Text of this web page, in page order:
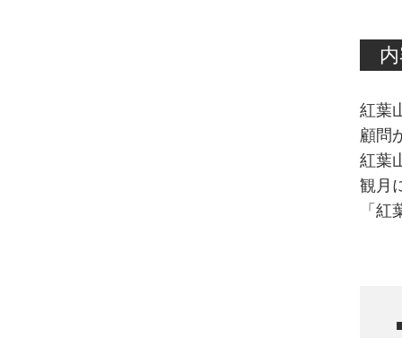
紅葉
顧問
紅葉
観月
「